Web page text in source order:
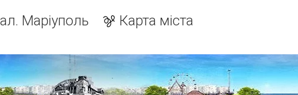
Маріуполь Карта міста